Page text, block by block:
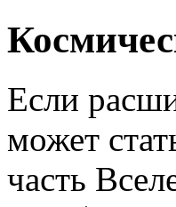
Если
может
часть